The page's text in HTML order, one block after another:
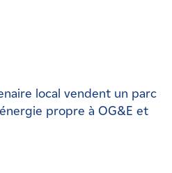
local vendent un parc
propre à OG&E et